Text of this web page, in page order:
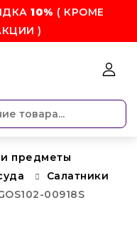
10% ( КРОМЕ
)
предметы
Салатники
00918S